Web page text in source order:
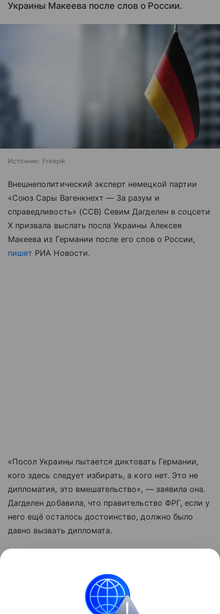
Украины Макеева после слов о России.
Источник: Freepik
Внешнеполитический эксперт немецкой партии
«Союз Сары Вагенкнехт — За разум и
справедливость» (ССВ) Севим Дагделен в соцсети
X призвала выслать посла Украины Алексея
Макеева из Германии после его слов о России,
пишет РИА Новости.
«Посол Украины пытается диктовать Германии,
кого здесь следует избирать, а кого нет. Это не
дипломатия, это вмешательство», — заявила она.
Дагделен добавила, что правительство ФРГ, если у
него ещё осталось достоинство, должно было
давно вызвать дипломата.